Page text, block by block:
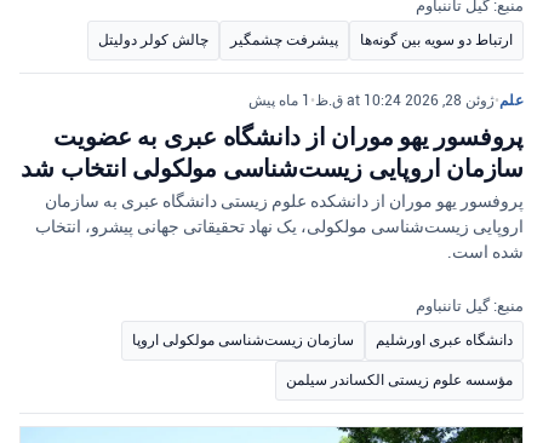
منبع: گیل تاننباوم
ارتباط دو سویه بین گونه‌ها پیشرفت چشمگیر چالش کولر دولیتل
علم•ژوئن 28, 2026 at 10:24 ق.ظ • 1 ماه پیش
پروفسور یهو موران از دانشگاه عبری به عضویت
سازمان اروپایی زیست‌شناسی مولکولی انتخاب شد
پروفسور یهو موران از دانشکده علوم زیستی دانشگاه عبری به سازمان
اروپایی زیست‌شناسی مولکولی، یک نهاد تحقیقاتی جهانی پیشرو، انتخاب
شده است.
منبع: گیل تاننباوم
دانشگاه عبری اورشلیم سازمان زیست‌شناسی مولکولی اروپا
مؤسسه علوم زیستی الکساندر سیلمن